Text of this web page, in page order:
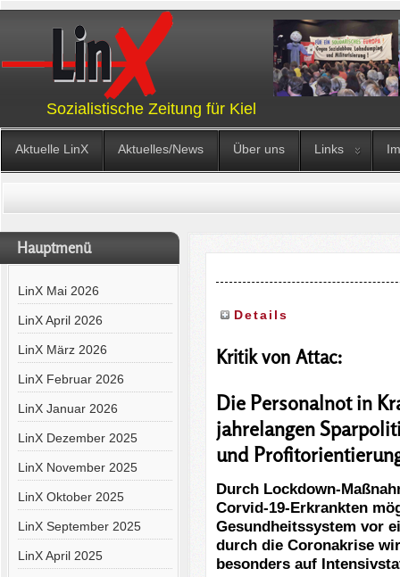
Sozialistische Zeitung für Kiel
Aktuelle LinX Aktuelles/News Über uns Links
Hauptmenü
LinX Mai 2026
LinX April 2026
LinX März 2026
LinX Februar 2026
LinX Januar 2026
LinX Dezember 2025
LinX November 2025
LinX Oktober 2025
LinX September 2025
LinX April 2025
Details
Kritik von Attac:
Die Personalnot in
jahrelangen
und
Durch Lockdown-
Corvid-19-Erkrankten
Gesundheitssystem vor
durch die Coronakrise
besonders auf